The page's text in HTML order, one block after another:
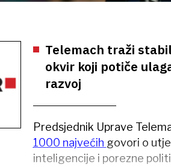
Telemach traži
okvir koji potiče
razvoj
Predsjednik Uprave
1000 najvećih govori o
inteligencije i porezne